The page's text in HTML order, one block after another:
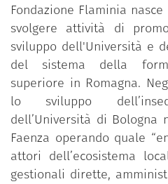
Fondazione Flaminia
svolgere attività di
sviluppo dell'Università e
del sistema della
superiore in Romagna.
lo sviluppo
dell’Università di
Faenza operando quale
attori dell’ecosistema
gestionali dirette,